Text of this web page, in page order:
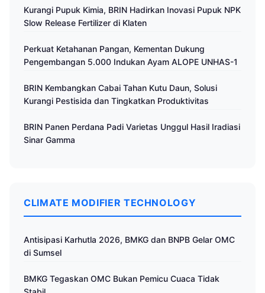
Kurangi Pupuk Kimia, BRIN Hadirkan Inovasi Pupuk NPK
Slow Release Fertilizer di Klaten
Perkuat Ketahanan Pangan, Kementan Dukung
Pengembangan 5.000 Indukan Ayam ALOPE UNHAS-1
BRIN Kembangkan Cabai Tahan Kutu Daun, Solusi
Kurangi Pestisida dan Tingkatkan Produktivitas
BRIN Panen Perdana Padi Varietas Unggul Hasil Iradiasi
Sinar Gamma
CLIMATE MODIFIER TECHNOLOGY
Antisipasi Karhutla 2026, BMKG dan BNPB Gelar OMC
di Sumsel
BMKG Tegaskan OMC Bukan Pemicu Cuaca Tidak